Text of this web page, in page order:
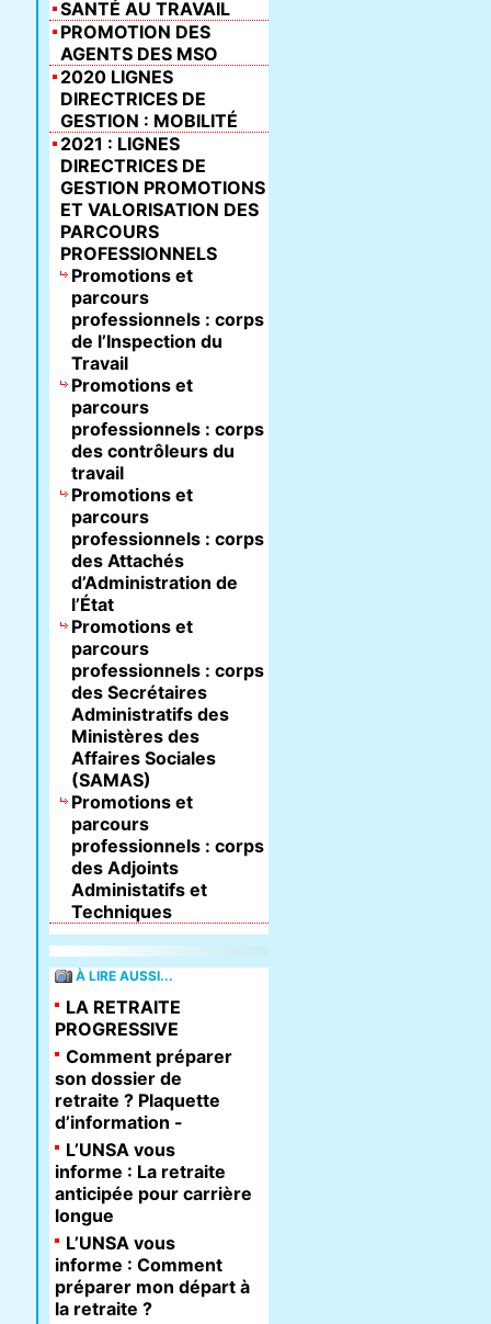
SANTÉ AU TRAVAIL
PROMOTION DES
AGENTS DES MSO
2020 LIGNES
DIRECTRICES DE
GESTION : MOBILITÉ
2021 : LIGNES
DIRECTRICES DE
GESTION PROMOTIONS
ET VALORISATION DES
PARCOURS
PROFESSIONNELS
Promotions et
parcours
professionnels : corps
de l’Inspection du
Travail
Promotions et
parcours
professionnels : corps
des contrôleurs du
travail
Promotions et
parcours
professionnels : corps
des Attachés
d’Administration de
l’État
Promotions et
parcours
professionnels : corps
des Secrétaires
Administratifs des
Ministères des
Affaires Sociales
(SAMAS)
Promotions et
parcours
professionnels : corps
des Adjoints
Administatifs et
Techniques
À LIRE AUSSI...
LA RETRAITE
PROGRESSIVE
Comment préparer
son dossier de
retraite ? Plaquette
d’information -
L’UNSA vous
informe : La retraite
anticipée pour carrière
longue
L’UNSA vous
informe : Comment
préparer mon départ à
la retraite ?